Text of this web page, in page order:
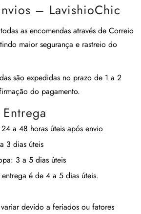
– LavishioChic
as encomendas através de Correio
maior segurança e rastreio do
são expedidas no prazo de 1 a 2
do pagamento.
24 a 48 horas úteis após envio
3 dias úteis
3 a 5 dias úteis
é de 4 a 5 dias úteis.
devido a feriados ou fatores